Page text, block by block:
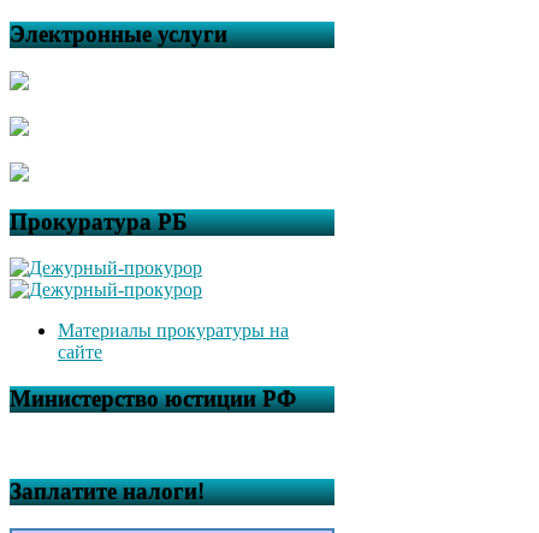
Электронные услуги
Прокуратура РБ
Материалы прокуратуры на
сайте
Министерство юстиции РФ
Заплатите налоги!